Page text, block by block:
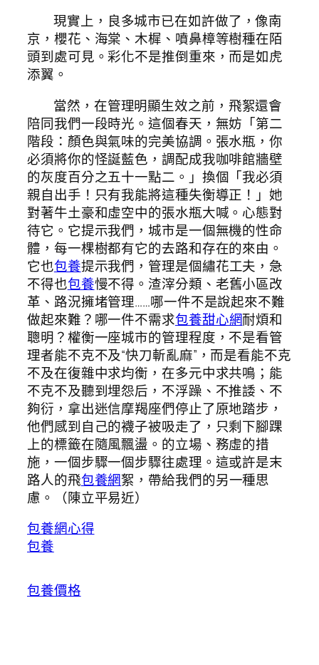
現實上，良多城市已在如許做了，像南
京，櫻花、海棠、木樨、噴鼻樟等樹種在陌
頭到處可見。彩化不是推倒重來，而是如虎
添翼。
當然，在管理明顯生效之前，飛絮還會
陪同我們一段時光。這個春天，無妨「第二
階段：顏色與氣味的完美協調。張水瓶，你
必須將你的怪誕藍色，調配成我咖啡館牆壁
的灰度百分之五十一點二。」換個「我必須
親自出手！只有我能將這種失衡導正！」她
對著牛土豪和虛空中的張水瓶大喊。心態對
待它。它提示我們，城市是一個無機的性命
體，每一棵樹都有它的去路和存在的來由。
它也包養提示我們，管理是個繡花工夫，急
不得也包養慢不得。渣滓分類、老舊小區改
革、路況擁堵管理……哪一件不是說起來不難
做起來難？哪一件不需求包養甜心網耐煩和
聰明？權衡一座城市的管理程度，不是看管
理者能不克不及“快刀斬亂麻”，而是看能不克
不及在復雜中求均衡，在多元中求共鳴；能
不克不及聽到埋怨后，不浮躁、不推諉、不
夠衍，拿出迷信摩羯座們停止了原地踏步，
他們感到自己的襪子被吸走了，只剩下腳踝
上的標籤在隨風飄盪。的立場、務虛的措
施，一個步驟一個步驟往處理。這或許是末
路人的飛包養網絮，帶給我們的另一種思
慮。（陳立平易近）
包養網心得
包養
包養價格